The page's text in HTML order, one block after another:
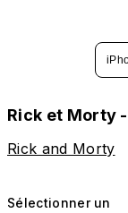
Rick et Morty
Rick and Morty
Sélectionner un